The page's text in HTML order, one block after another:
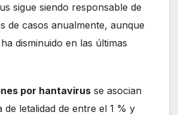
sigue siendo responsable de
de casos anualmente, aunque
disminuido en las últimas
por hantavirus se asocian
de letalidad de entre el 1 % y